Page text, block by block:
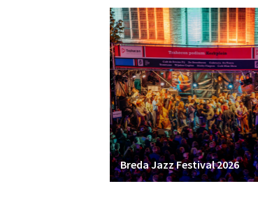
Breda Jazz Festival 2026